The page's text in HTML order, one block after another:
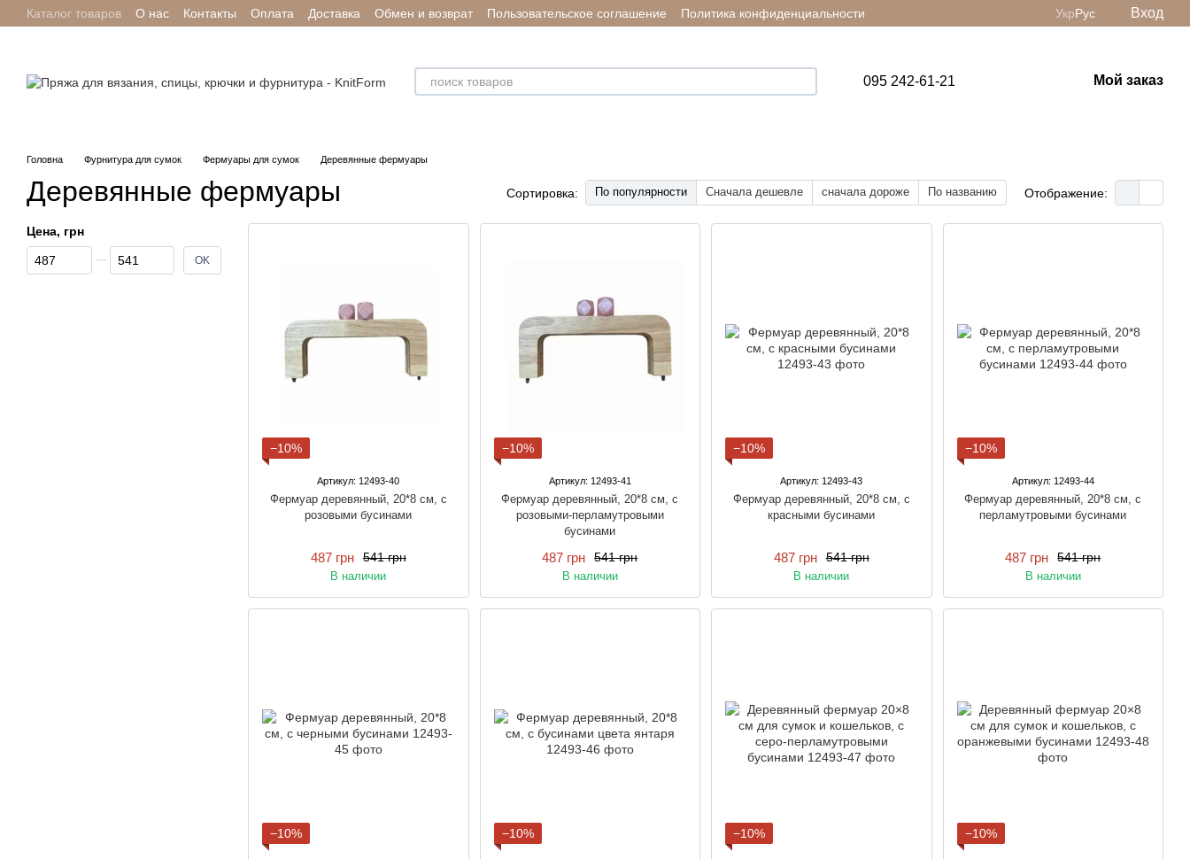
Перейти к основному контенту
Каталог товаров О нас Контакты Оплата Доставка Обмен и возврат Пользовательское соглашение
Политика конфиденциальности
Отзывы о магазине
УкрРус Вход
095 242-61-21 Мой заказ
Головна Фурнитура для сумок Фермуары для сумок Деревянные фермуары
Деревянные фермуары Сортировка: По популярности Сначала дешевле сначала дороже По названию Отображение:
−10%
Артикул: 12493-40
Фермуар деревянный, 20*8 см, с
розовыми бусинами
541 грн
487 грн
В наличии
−10%
Артикул: 12493-41
Фермуар деревянный, 20*8 см, с
розовыми-перламутровыми
бусинами
541 грн
487 грн
В наличии
−10%
Артикул: 12493-43
Фермуар деревянный, 20*8 см, с
красными бусинами
541 грн
487 грн
В наличии
−10%
Артикул: 12493-44
Фермуар деревянный, 20*8 см, с
перламутровыми бусинами
541 грн
487 грн
В наличии
−10% −10% −10% −10%
Цена, грн
От Цена, грн
До Цена, грн OK